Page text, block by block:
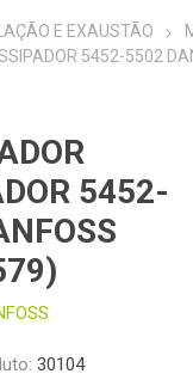
E EXAUSTÃO
5452-5502
5452-
30104